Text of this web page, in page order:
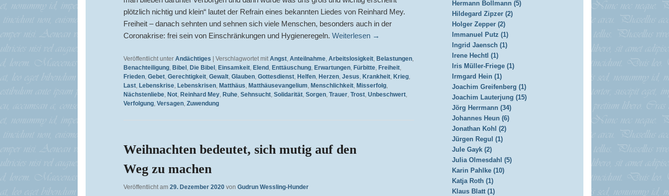
plötzlich nichtig und klein“ lautet der Refrain eines bekannten Liedes von Reinhard Mey.
Freiheit – danach sehnten und sehnen sich viele Menschen, besonders auch in der
Coronakrise: frei sein von Einschränkungen und Hygieneregeln. Weiterlesen →
Veröffentlicht unter Andächtiges | Verschlagwortet mit Angst Anteilnahme Arbeitslosigkeit Belastungen
Benachteiligung Bibel Die Bibel Einsamkeit Elend Enttäuschung Erwartungen Fürbitte Freiheit
Frieden Gebet Gerechtigkeit Gewalt Glauben Gottesdienst Helfen Herzen Jesus Krankheit Krieg
Last Lebenskrise Lebenskrisen Matthäus Matthäusevangelium Menschlichkeit Misserfolg
Nächstenliebe Not Reinhard Mey Ruhe Sehnsucht Solidarität Sorgen Trauer Trost Unbeschwert
Verfolgung Versagen Zuwendung
Weihnachten bedeutet, sich mutig auf den
Weg zu machen
Veröffentlicht am 29. Dezember 2020 von Gudrun Wessling-Hunder
Hermann Bollmann (5)
Hildegard Zipzer (2)
Holger Zepper (2)
Immanuel Putz (1)
Ingrid Jaensch (1)
Irene Hechtl (1)
Iris Müller-Friege (1)
Irmgard Hein (1)
Joachim Greifenberg (1)
Joachim Lauterjung (15)
Jörg Herrmann (34)
Johannes Heun (6)
Jonathan Kohl (2)
Jürgen Regul (1)
Jule Gayk (2)
Julia Olmesdahl (5)
Karin Pahlke (10)
Katja Roth (1)
Klaus Blatt (1)